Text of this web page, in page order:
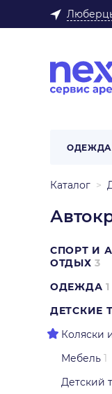
ОДЕЖДА
Каталог
СПОРТ И
ОТДЫХ 3
ОДЕЖДА 1
ДЕТСКИЕ
Коляски
Мебель 1
Детский